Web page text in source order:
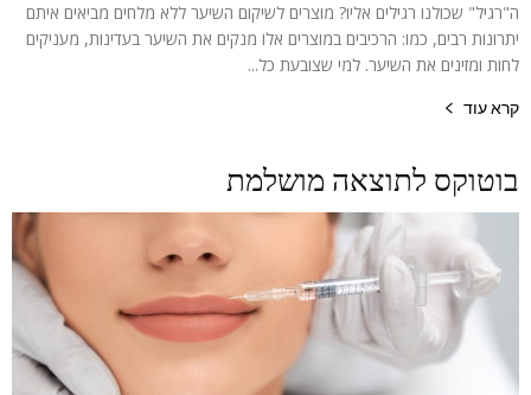
ה"רגיל" שכולנו רגילים אליו? מוצרים לשיקום השיער ללא מלחים מביאים איתם
יתרונות רבים, כמו: הרכיבים במוצרים אלו מנקים את השיער בעדינות, מעניקים
לחות ומזינים את השיער. למי שצובעת כל...
קרא עוד
בוטוקס לתוצאה מושלמת